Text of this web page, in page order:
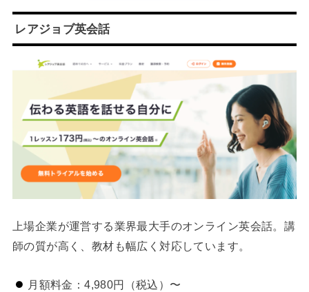
レアジョブ英会話
上場企業が運営する業界最大手のオンライン英会話。講
師の質が高く、教材も幅広く対応しています。
月額料金：4,980円（税込）〜